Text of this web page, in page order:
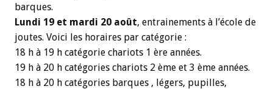
barques.
Lundi 19 et mardi 20 août, entrainements à l’école de
joutes. Voici les horaires par catégorie :
18 h à 19 h catégorie chariots 1 ère années.
19 h à 20 h catégories chariots 2 ème et 3 ème années.
18 h à 20 h catégories barques , légers, pupilles,